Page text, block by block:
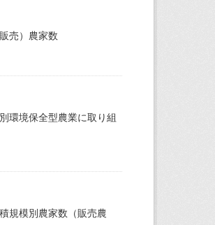
売）農家数
環境保全型農業に取り組
規模別農家数（販売農